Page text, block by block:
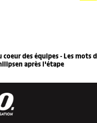
coeur des équipes - Les mots
après l'étape